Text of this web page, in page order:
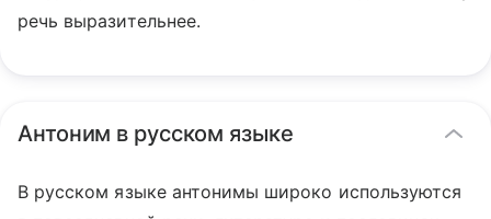
речь выразительнее.
Антоним в русском языке
В русском языке антонимы широко используются